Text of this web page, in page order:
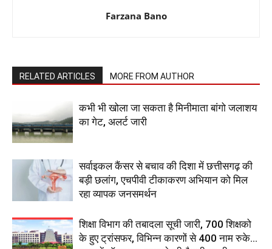
Farzana Bano
RELATED ARTICLES MORE FROM AUTHOR
कभी भी खोला जा सकता है मिनीमाता बांगो जलाशय
का गेट, अलर्ट जारी
सर्वाइकल कैंसर से बचाव की दिशा में छत्तीसगढ़ की
बड़ी छलांग, एचपीवी टीकाकरण अभियान को मिल
रहा व्यापक जनसमर्थन
शिक्षा विभाग की तबादला सूची जारी, 700 शिक्षको
के हुए ट्रांसफर, विभिन्न कारणों से 400 नाम रुके…